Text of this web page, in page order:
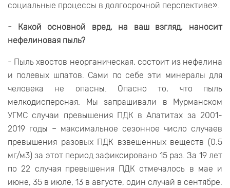
социальные процессы в долгосрочной перспективе».
- Какой основной вред, на ваш взгляд, наносит
нефелиновая пыль?
- Пыль хвостов неорганическая, состоит из нефелина
и полевых шпатов. Сами по себе эти минералы для
человека не опасны. Опасно то, что пыль
мелкодисперсная. Мы запрашивали в Мурманском
УГМС случаи превышения ПДК в Апатитах за 2001-
2019 годы – максимальное сезонное число случаев
превышения разовых ПДК взвешенных веществ (0.5
мг/м3) за этот период зафиксировано 15 раз. За 19 лет
по 22 случая превышения ПДК отмечалось в мае и
июне, 35 в июле, 13 в августе, один случай в сентябре.